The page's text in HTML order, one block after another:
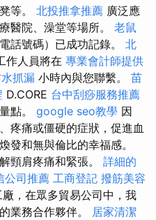
等。 北投推拿推薦 廣泛應
醫院、澡堂等場所。 老鼠
話號碼）已成功記錄。 北
作人員將在 專業會計師提供
抓漏 小時內與您聯繫。 苗
D.CORE 台中刮痧服務推薦
點。 google seo教學 因
疼痛或僵硬的症狀，促進血
發和無與倫比的幸福感。
頸肩疼痛和緊張。 詳細的
公司推薦 工商登記 撥筋美容
，在眾多貿易公司中，我
業務合作夥伴。 居家清潔